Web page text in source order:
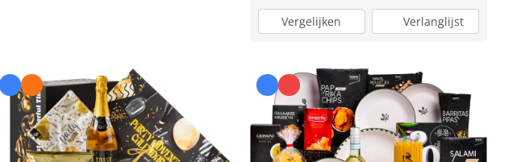
Vergelijken Verlanglijst